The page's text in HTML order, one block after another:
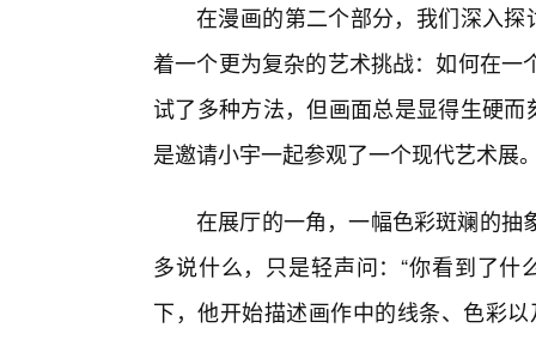
在漫画的第二个部分，我们深入
着一个更为复杂的艺术挑战：如何在
试了多种方法，但画面总是显得生硬
是邀请小宇一起参观了一个现代艺术展
在展厅的一角，一幅色彩斑斓的抽
多说什么，只是轻声问：“你看到了
下，他开始描述画作中的线条、色彩